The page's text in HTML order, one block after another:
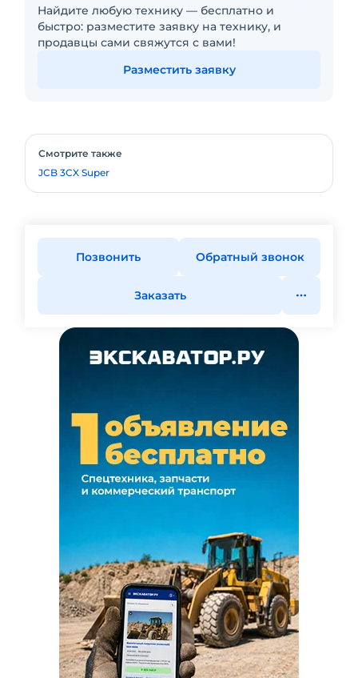
Найдите любую технику — бесплатно и
быстро: разместите заявку на технику, и
продавцы сами свяжутся с вами!
Разместить заявку
Смотрите также
JCB 3CX Super
Позвонить Обратный звонок
Заказать